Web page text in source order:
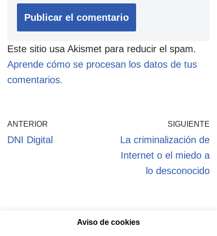
Este sitio usa Akismet para reducir el spam.
Aprende cómo se procesan los datos de tus
comentarios.
ANTERIOR
DNI Digital
SIGUIENTE
La criminalización de
Internet o el miedo a
lo desconocido
Aviso de cookies